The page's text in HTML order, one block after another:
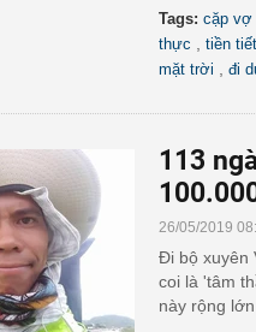
Tags: cặp vợ
thực
tiền
mặt trời
đi
113
26/05/2019
Đi bộ xuyên
coi là 'tâm
này rộng